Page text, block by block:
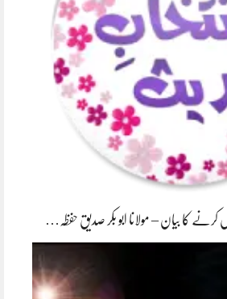
کا بیان – مولانا ابو بکر صدیق حفظہ…